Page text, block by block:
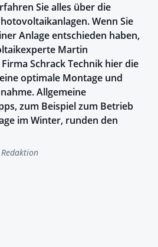
Sie alles über die
Wenn Sie
Anlage entschieden haben,
Martin
Schrack Technik hier die
optimale Montage und
Allgemeine
zum Beispiel zum Betrieb
im Winter, runden den